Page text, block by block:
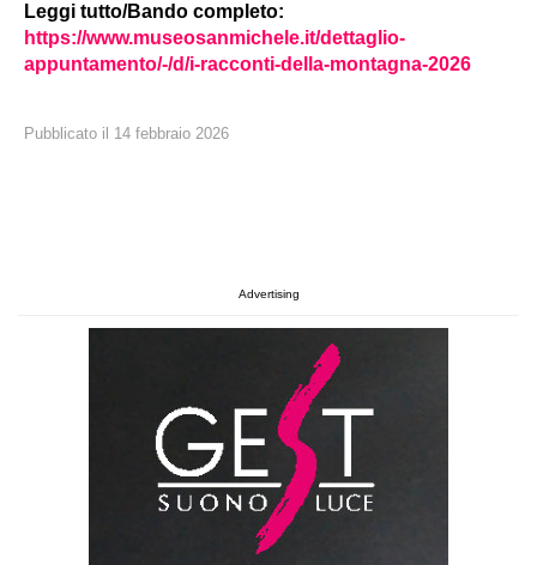
Leggi tutto/Bando completo:
https://www.museosanmichele.it/dettaglio-
appuntamento/-/d/i-racconti-della-montagna-2026
Pubblicato il 14 febbraio 2026
Advertising